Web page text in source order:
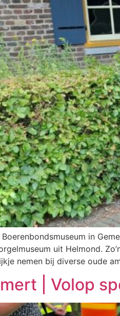
Boerenbondsmuseum in
uit Helmond.
nemen bij diverse oude
| Volop